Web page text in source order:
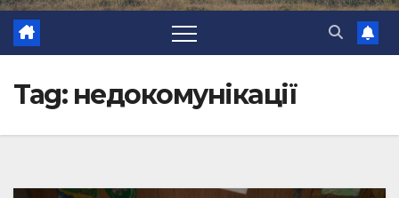
Tag: недокомунікації